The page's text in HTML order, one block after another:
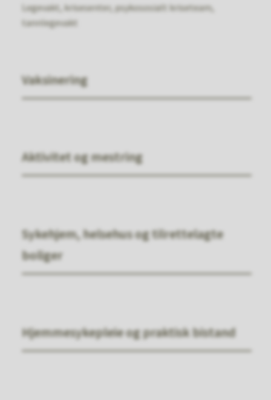
Legevakt, krisesenter, psykososialt kriseteam,
tannlegevakt
Vaksinering
Aktivitet og mestring
Sykehjem, helsehus og tilrettelagte
boliger
Hjemmesykepleie og praktisk bistand